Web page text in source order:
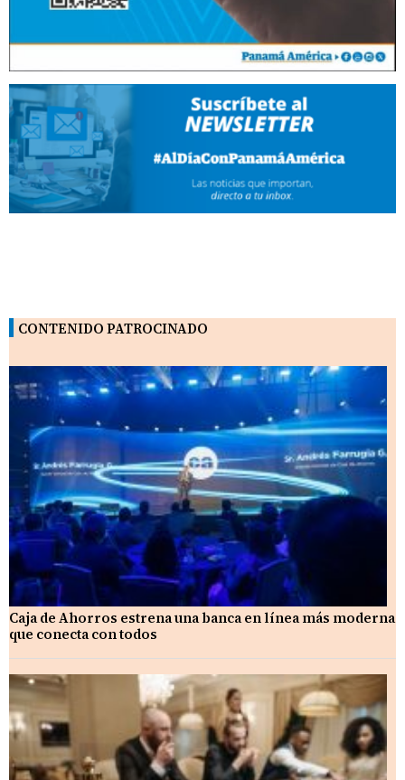
CONTENIDO PATROCINADO
Caja de Ahorros estrena una banca en línea más moderna
que conecta con todos